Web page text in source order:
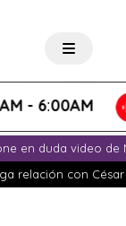
- 6:00AM
en duda video de
relación con